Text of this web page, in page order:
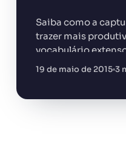
Saiba como a
trazer mais
vocabulário extenso
19 de maio de 2015 3